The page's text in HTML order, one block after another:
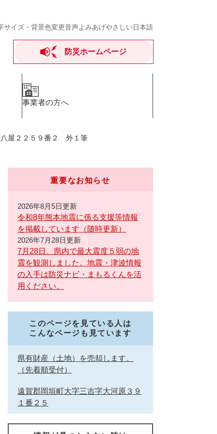
サイズ・背景色変更音声よみあげやさしい日本語
防災ホームページ
事業者の方へ
八屋２２５９番２ 外１筆
重要なお知らせ
2026年8月5日更新
令和8年熊本地震に係る支援等情報
を掲載しています（随時更新）
2026年7月28日更新
7月28日、県内で最大震度５弱の地
震を観測しました。地震・津波情報
の入手は防災ナビ・まもるくんを活
用ください。
このページを見ている人は
こんなページも見ています
県有財産（土地）を売却します。
（先着順受付）
遠賀郡岡垣町大字三吉字大河原３９
１番２５